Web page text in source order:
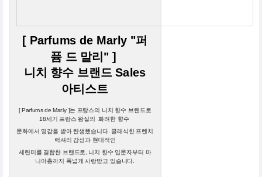
[ Parfums de Marly "퍼
퓸 드 말리" ]
니치 향수 브랜드 Sales
아티스트
[ Parfums de Marly ]는 프랑스의 니치 향수 브랜드로
18세기 프랑스 왕실의 화려한 향수
문화에서 영감을 받아 탄생했습니다. 클래식한 프렌치
럭셔리 감성과 현대적인
세련미를 결합한 브랜드로, 니치 향수 입문자부터 마
니아층까지 폭넓게 사랑받고 있습니다.